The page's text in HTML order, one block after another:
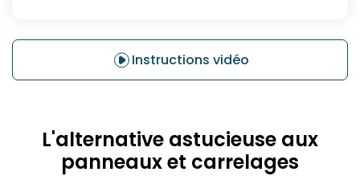
Instructions vidéo
L'alternative astucieuse aux
panneaux et carrelages